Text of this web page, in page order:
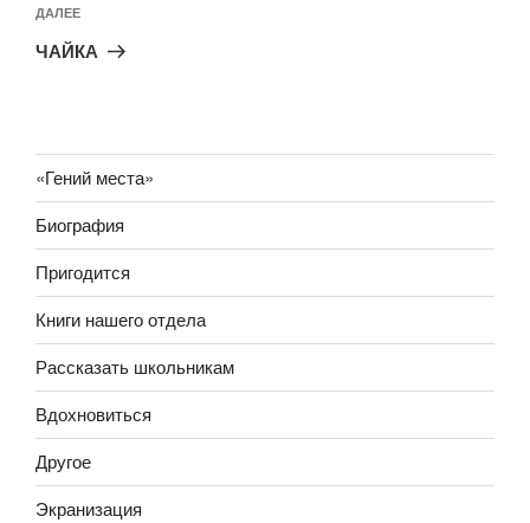
Следующая
запись
ДАЛЕЕ
ЧАЙКА
«Гений места»
Биография
Пригодится
Книги нашего отдела
Рассказать школьникам
Вдохновиться
Другое
Экранизация